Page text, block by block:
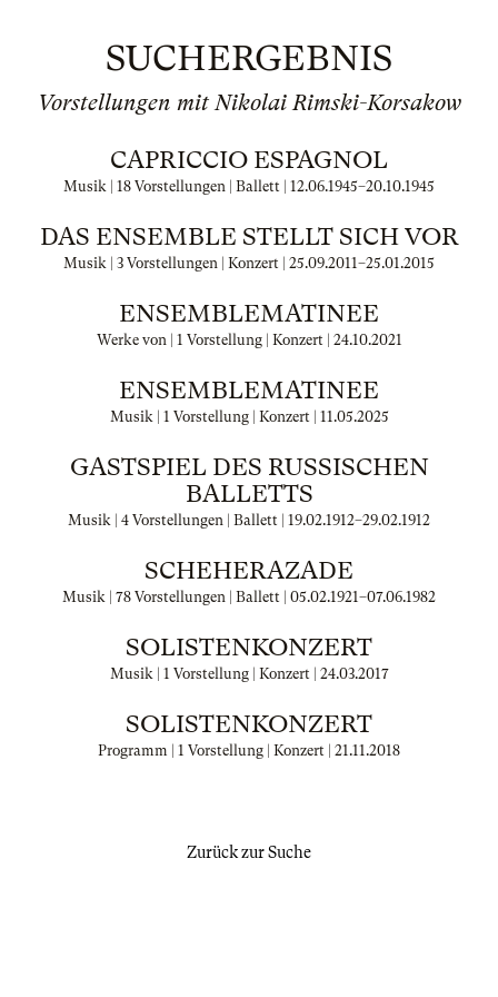
SUCHERGEBNIS
Vorstellungen mit Nikolai Rimski-Korsakow
CAPRICCIO ESPAGNOL
Musik | 18 Vorstellungen | Ballett | 12.06.1945–20.10.1945
DAS ENSEMBLE STELLT SICH VOR
Musik | 3 Vorstellungen | Konzert | 25.09.2011–25.01.2015
ENSEMBLEMATINEE
Werke von | 1 Vorstellung | Konzert | 24.10.2021
ENSEMBLEMATINEE
Musik | 1 Vorstellung | Konzert | 11.05.2025
GASTSPIEL DES RUSSISCHEN
BALLETTS
Musik | 4 Vorstellungen | Ballett | 19.02.1912–29.02.1912
SCHEHERAZADE
Musik | 78 Vorstellungen | Ballett | 05.02.1921–07.06.1982
SOLISTENKONZERT
Musik | 1 Vorstellung | Konzert | 24.03.2017
SOLISTENKONZERT
Programm | 1 Vorstellung | Konzert | 21.11.2018
Zurück zur Suche